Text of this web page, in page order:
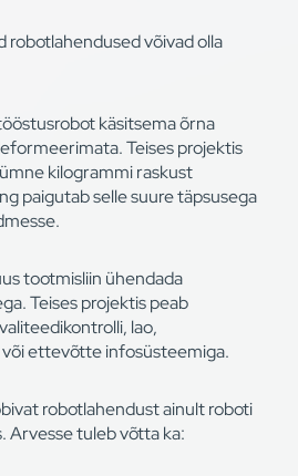
robotlahendused võivad olla
käsitsema õrna
Teises projektis
kilogrammi raskust
paigutab selle suure täpsusega
tootmisliin ühendada
Teises projektis peab
lao,
ettevõtte infosüsteemiga.
robotlahendust ainult roboti
Arvesse tuleb võtta ka: